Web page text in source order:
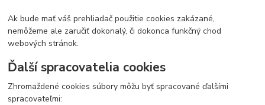
Ak bude mať váš prehliadač použitie cookies zakázané,
nemôžeme ale zaručiť dokonalý, či dokonca funkčný chod
webových stránok.
Ďalší spracovatelia cookies
Zhromaždené cookies súbory môžu byť spracované ďalšími
spracovateľmi: